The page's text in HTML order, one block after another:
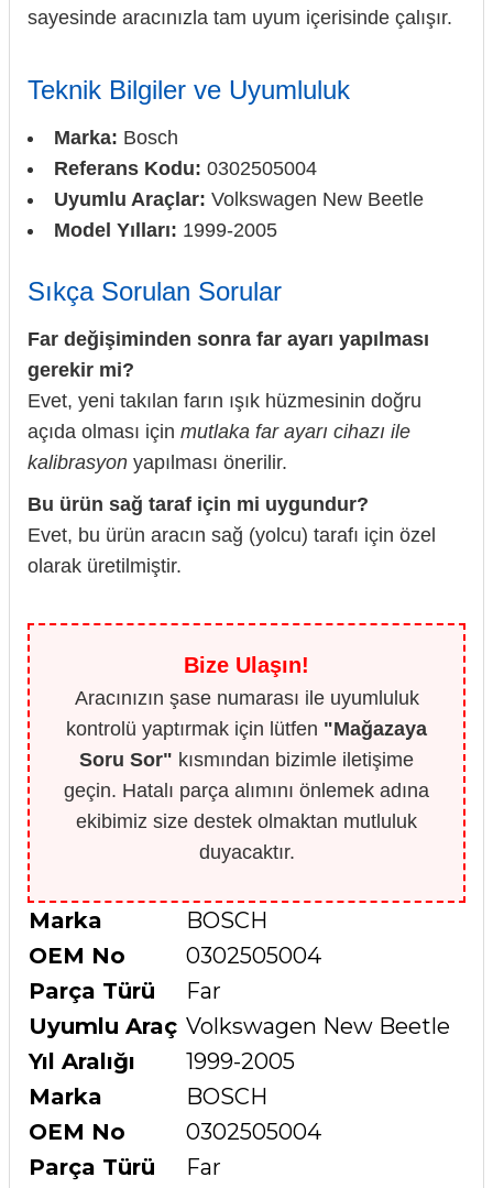
sayesinde aracınızla tam uyum içerisinde çalışır.
Teknik Bilgiler ve Uyumluluk
Marka: Bosch
Referans Kodu: 0302505004
Uyumlu Araçlar: Volkswagen New Beetle
Model Yılları: 1999-2005
Sıkça Sorulan Sorular
Far değişiminden sonra far ayarı yapılması
gerekir mi?
Evet, yeni takılan farın ışık hüzmesinin doğru
açıda olması için mutlaka far ayarı cihazı ile
kalibrasyon yapılması önerilir.
Bu ürün sağ taraf için mi uygundur?
Evet, bu ürün aracın sağ (yolcu) tarafı için özel
olarak üretilmiştir.
Bize Ulaşın!
Aracınızın şase numarası ile uyumluluk
kontrolü yaptırmak için lütfen "Mağazaya
Soru Sor" kısmından bizimle iletişime
geçin. Hatalı parça alımını önlemek adına
ekibimiz size destek olmaktan mutluluk
duyacaktır.
Marka
BOSCH
OEM No
0302505004
Parça Türü
Far
Uyumlu Araç Volkswagen New Beetle
Yıl Aralığı
1999-2005
Marka
BOSCH
OEM No
0302505004
Parça Türü
Far